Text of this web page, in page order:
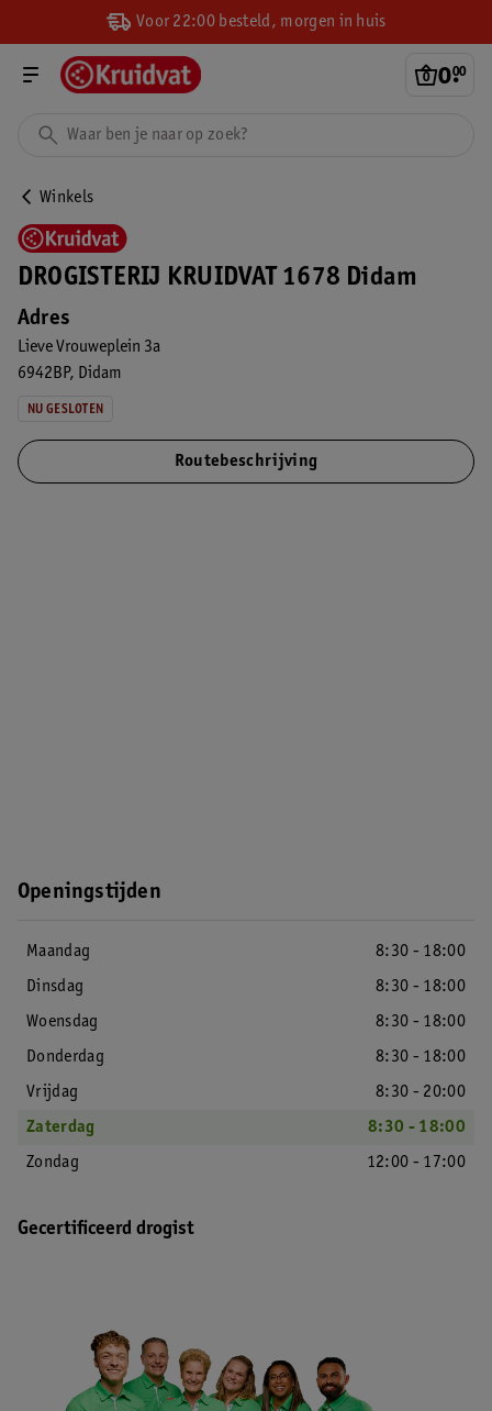
Voor 22:00 besteld, morgen in huis
0.
00
Winkels
DROGISTERIJ KRUIDVAT 1678 Didam
Adres
Lieve Vrouweplein 3a
6942BP
Didam
NU GESLOTEN
Routebeschrijving
Openingstijden
Maandag
8:30 - 18:00
Dinsdag
8:30 - 18:00
Woensdag
8:30 - 18:00
Donderdag
8:30 - 18:00
Vrijdag
8:30 - 20:00
Zaterdag
8:30 - 18:00
Zondag
12:00 - 17:00
Gecertificeerd drogist